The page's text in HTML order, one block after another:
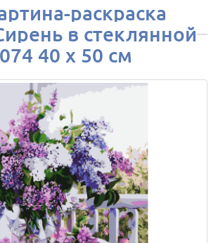
раскраска
в стеклянной
40 х 50 см